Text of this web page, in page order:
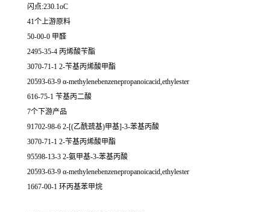
闪点:230.1oC
41个上游原料
50-00-0 甲醛
2495-35-4 丙烯酸苄酯
3070-71-1 2-苄基丙烯酸甲酯
20593-63-9 α-methylenebenzenepropanoicacid,ethylester
616-75-1 苄基丙二酸
7个下游产品
91702-98-6 2-[(乙酰巯基)甲基]-3-苯基丙酸
3070-71-1 2-苄基丙烯酸甲酯
95598-13-3 2-氨甲基-3-苯基丙酸
20593-63-9 α-methylenebenzenepropanoicacid,ethylester
1667-00-1 环丙基苯甲烷